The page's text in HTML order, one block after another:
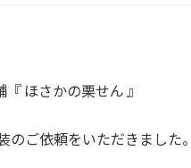
ほさかの栗せん 』
のご依頼をいただきました。